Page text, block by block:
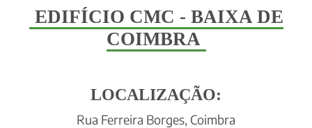
EDIFÍCIO CMC - BAIXA DE
COIMBRA
LOCALIZAÇÃO:
Rua Ferreira Borges, Coimbra